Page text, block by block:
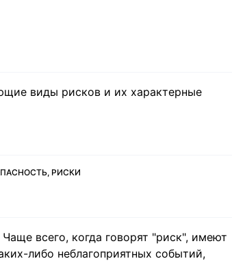
виды рисков и их характерные
РИСКИ
всего, когда говорят "риск", имеют
либо неблагоприятных событий,